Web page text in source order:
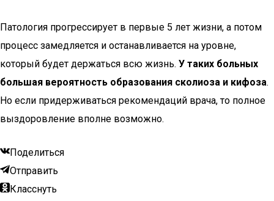
Патология прогрессирует в первые 5 лет жизни, а потом
процесс замедляется и останавливается на уровне,
который будет держаться всю жизнь. У таких больных
большая вероятность образования сколиоза и кифоза.
Но если придерживаться рекомендаций врача, то полное
выздоровление вполне возможно.
Поделиться
Отправить
Класснуть